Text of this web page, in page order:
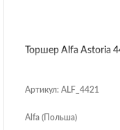
Торшер Alfa Astoria
Артикул: ALF_4421
Alfa (Польша)